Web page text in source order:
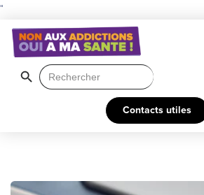
"
Search
for:
Search Button
Contacts utiles